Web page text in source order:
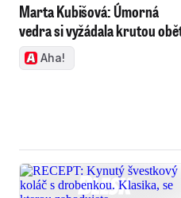
Marta Kubišová: Úmorná
vedra si vyžádala krutou
Aha!